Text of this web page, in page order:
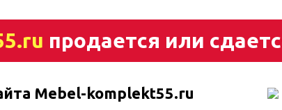
продается или
Mebel-komplekt55.ru